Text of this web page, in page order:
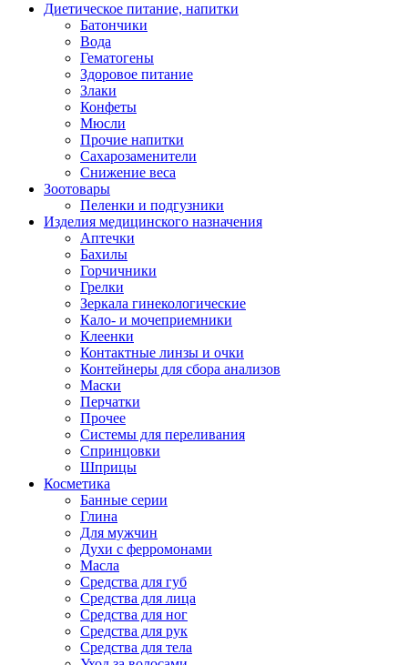
Диетическое питание, напитки
Батончики
Вода
Гематогены
Здоровое питание
Злаки
Конфеты
Мюсли
Прочие напитки
Сахарозаменители
Снижение веса
Зоотовары
Пеленки и подгузники
Изделия медицинского назначения
Аптечки
Бахилы
Горчичники
Грелки
Зеркала гинекологические
Кало- и мочеприемники
Клеенки
Контактные линзы и очки
Контейнеры для сбора анализов
Маски
Перчатки
Прочее
Системы для переливания
Спринцовки
Шприцы
Косметика
Банные серии
Глина
Для мужчин
Духи с ферромонами
Масла
Средства для губ
Средства для лица
Средства для ног
Средства для рук
Средства для тела